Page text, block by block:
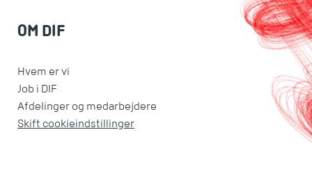
OM DIF
Hvem er vi
Job i DIF
Afdelinger og medarbejdere
Skift cookieindstillinger